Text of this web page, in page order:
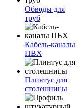
Обводы для
труб
Кабель-каналы
ПВХ
Плинтус для
столешницы